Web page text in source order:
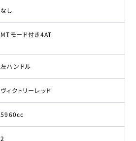
なし
MTモード付き4AT
左ハンドル
ヴィクトリーレッド
5960cc
2